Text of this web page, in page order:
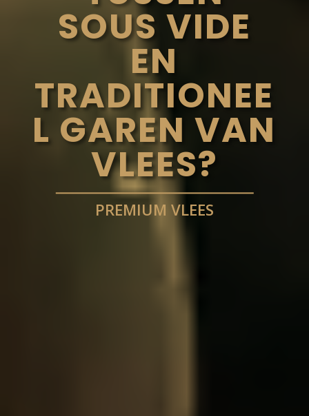
SOUS VIDE
EN
TRADITIONEE
L GAREN VAN
VLEES?
PREMIUM VLEES